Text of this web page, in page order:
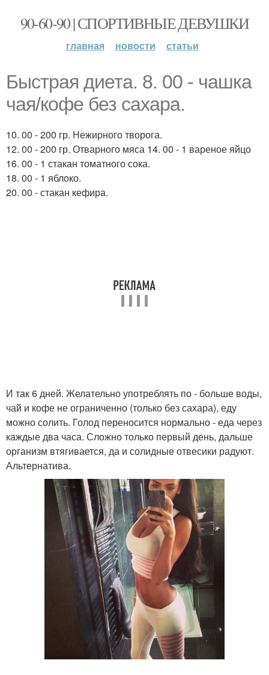
90-60-90 | СПОРТИВНЫЕ ДЕВУШКИ
главная новости статьи
Быстрая диета. 8. 00 - чашка
чая/кофе без сахара.
10. 00 - 200 гр. Нежирного творога.
12. 00 - 200 гр. Отварного мяса 14. 00 - 1 вареное яйцо
16. 00 - 1 стакан томатного сока.
18. 00 - 1 яблоко.
20. 00 - стакан кефира.
И так 6 дней. Желательно употреблять по - больше воды,
чай и кофе не ограниченно (только без сахара), еду
можно солить. Голод переносится нормально - еда через
каждые два часа. Сложно только первый день, дальше
организм втягивается, да и солидные отвесики радуют.
Альтернатива.